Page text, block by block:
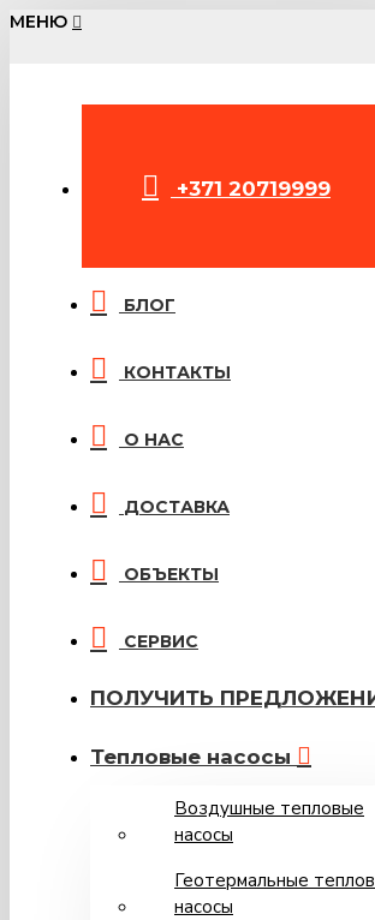
МЕНЮ
+371 20719999
БЛОГ
КОНТАКТЫ
О НАС
ДОСТАВКА
ОБЪЕКТЫ
СЕРВИС
ПОЛУЧИТЬ
Тепловые насосы
Воздушные тепловые
насосы
Геотермальные
насосы